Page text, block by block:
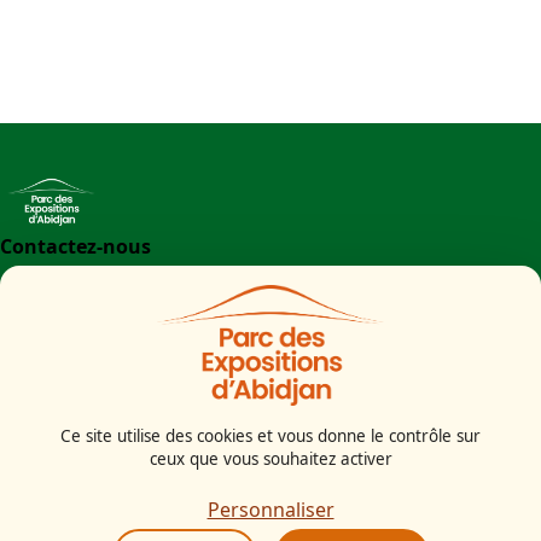
Contactez-nous
Parc des Expositions d'Abidjan - Boulevard de l'aéroport
Politiques de confidentialité
Ce site utilise des cookies et vous donne le contrôle sur
ceux que vous souhaitez activer
Personnaliser